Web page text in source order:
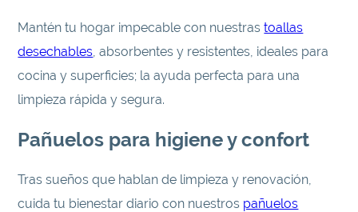
Mantén tu hogar impecable con nuestrastoallas
desechables, absorbentes y resistentes, ideales para
cocina y superficies; la ayuda perfecta para una
limpieza rápida y segura.
Pañuelos para higiene y confort
Tras sueños que hablan de limpieza y renovación,
cuida tu bienestar diario con nuestros pañuelos